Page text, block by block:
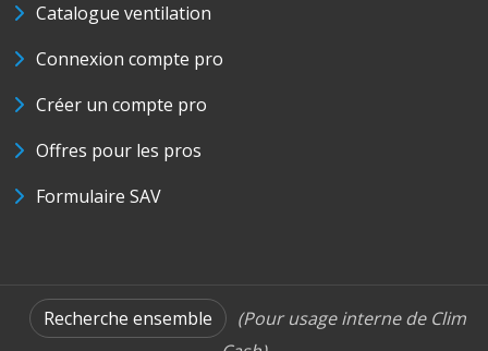
Catalogue ventilation
Connexion compte pro
Créer un compte pro
Offres pour les pros
Formulaire SAV
Recherche ensemble
(Pour usage interne de Clim